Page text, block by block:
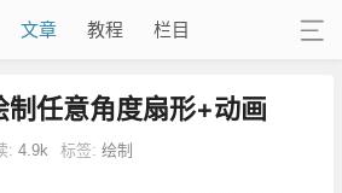
文章 教程 栏目
任意角度扇形+动画
: 4.9k 标签: 绘制